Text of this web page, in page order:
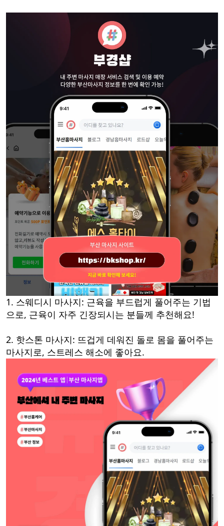
1. 스웨디시 마사지: 근육을 부드럽게 풀어주는 기법
으로, 근육이 자주 긴장되시는 분들께 추천해요!
2. 핫스톤 마사지: 뜨겁게 데워진 돌로 몸을 풀어주는
마사지로, 스트레스 해소에 좋아요.